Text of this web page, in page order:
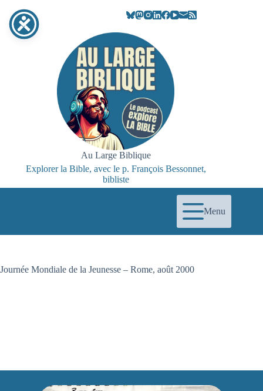
contenu
Au Large Biblique
Explorer la Bible, avec le p. François Bessonnet,
bibliste
Menu
Journée Mondiale de la Jeunesse – Rome, août 2000